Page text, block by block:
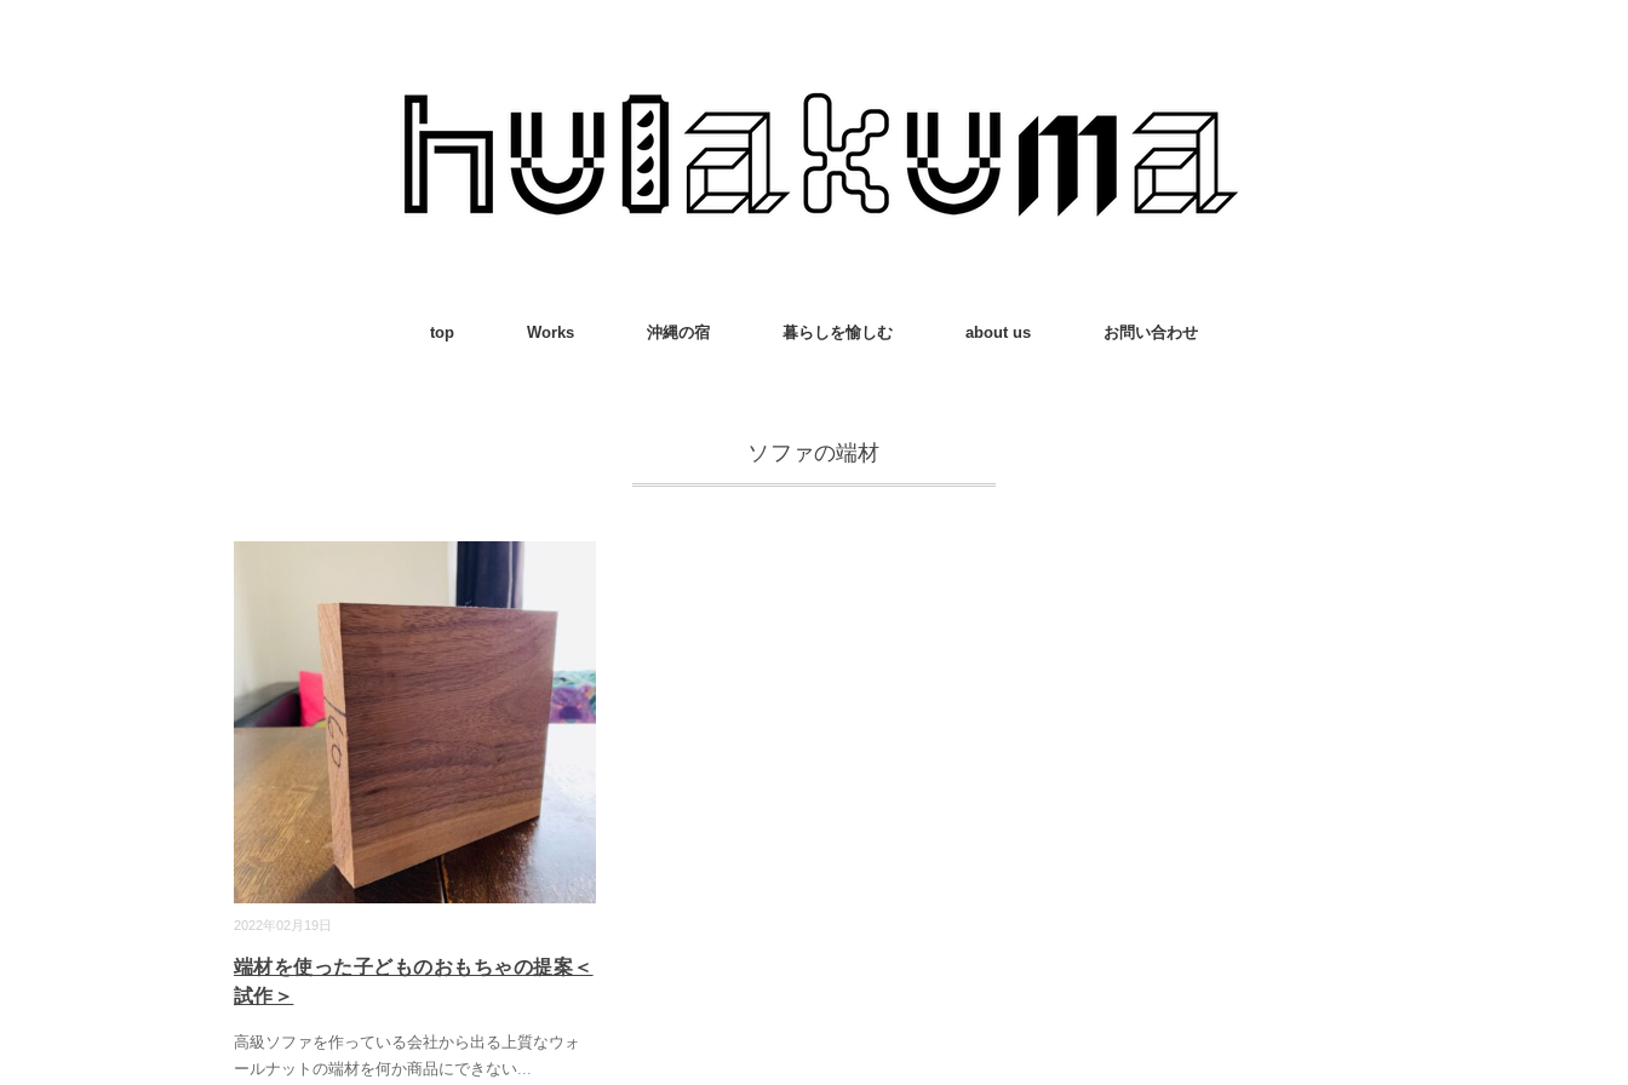
top Works 沖縄の宿 暮らしを愉しむ about us お問い合わせ
ソファの端材
2022年02月19日
端材を使った子どものおもちゃの提案＜
試作＞
高級ソファを作っている会社から出る上質なウォ
ールナットの端材を何か商品にできない...